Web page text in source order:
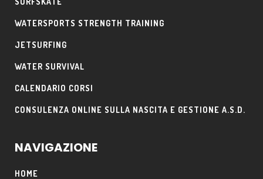
WATERSPORTS STRENGTH TRAINING
JETSURFING
WATER SURVIVAL
CALENDARIO CORSI
CONSULENZA ONLINE SULLA NASCITA E GESTIONE A.S.D.
NAVIGAZIONE
HOME